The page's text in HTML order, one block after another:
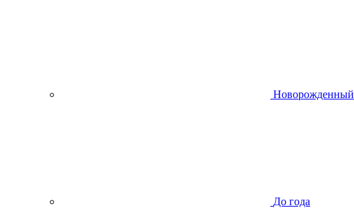
Новорожденный
До года